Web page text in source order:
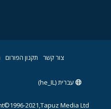
צור קשר תקנון הפורום
עברית (he_IL)
2021,Tapuz Media Ltd.